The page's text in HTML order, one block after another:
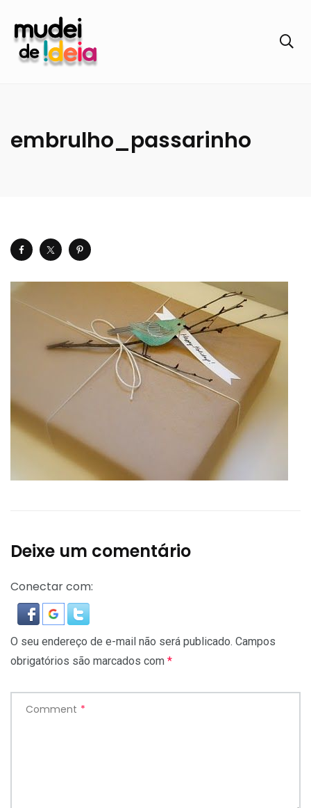
embrulho_passarinho
Deixe um comentário
Conectar com:
O seu endereço de e-mail não será publicado. Campos
obrigatórios são marcados com *
Comment *